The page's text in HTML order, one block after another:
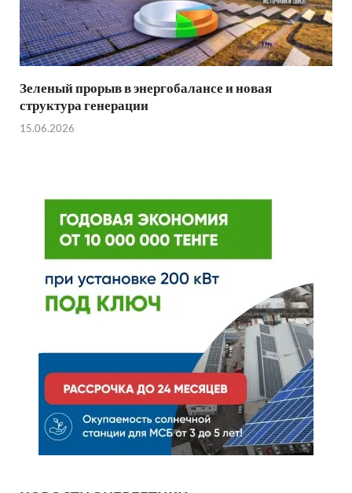
Зеленый прорыв в энергобалансе и новая
структура генерации
15.06.2026